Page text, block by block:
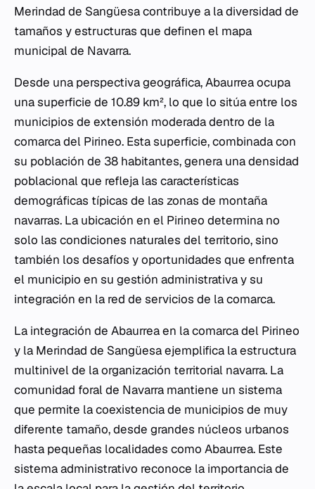
Merindad de Sangüesa contribuye a la diversidad de
tamaños y estructuras que definen el mapa
municipal de Navarra.
Desde una perspectiva geográfica, Abaurrea ocupa
una superficie de 10.89 km², lo que lo sitúa entre los
municipios de extensión moderada dentro de la
comarca del Pirineo. Esta superficie, combinada con
su población de 38 habitantes, genera una densidad
poblacional que refleja las características
demográficas típicas de las zonas de montaña
navarras. La ubicación en el Pirineo determina no
solo las condiciones naturales del territorio, sino
también los desafíos y oportunidades que enfrenta
el municipio en su gestión administrativa y su
integración en la red de servicios de la comarca.
La integración de Abaurrea en la comarca del Pirineo
y la Merindad de Sangüesa ejemplifica la estructura
multinivel de la organización territorial navarra. La
comunidad foral de Navarra mantiene un sistema
que permite la coexistencia de municipios de muy
diferente tamaño, desde grandes núcleos urbanos
hasta pequeñas localidades como Abaurrea. Este
sistema administrativo reconoce la importancia de